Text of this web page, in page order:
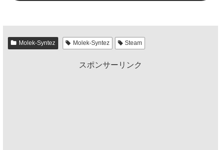
Molek-Syntez Molek-Syntez Steam
スポンサーリンク